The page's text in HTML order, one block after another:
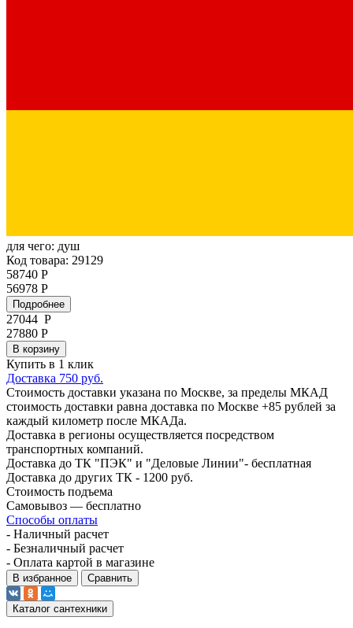
для чего: душ
Код товара: 29129
58740 Р
56978 Р
Подробнее
27044 Р
27880 Р
В корзину
Купить в 1 клик
Доставка 750 руб.
Стоимость доставки указана по Москве, за пределы МКАД
стоимость доставки равна доставка по Москве +85 рублей за
каждый километр после МКАДа.
Доставка в регионы осуществляется посредством
транспортных компаний.
Доставка до ТК "ПЭК" и "Деловые Линии"- бесплатная
Доставка до других ТК - 1200 руб.
Стоимость подъема
Самовывоз — бесплатно
Способы оплаты
- Наличный расчет
- Безналичный расчет
- Оплата картой в магазине
В избранное Сравнить
Каталог сантехники